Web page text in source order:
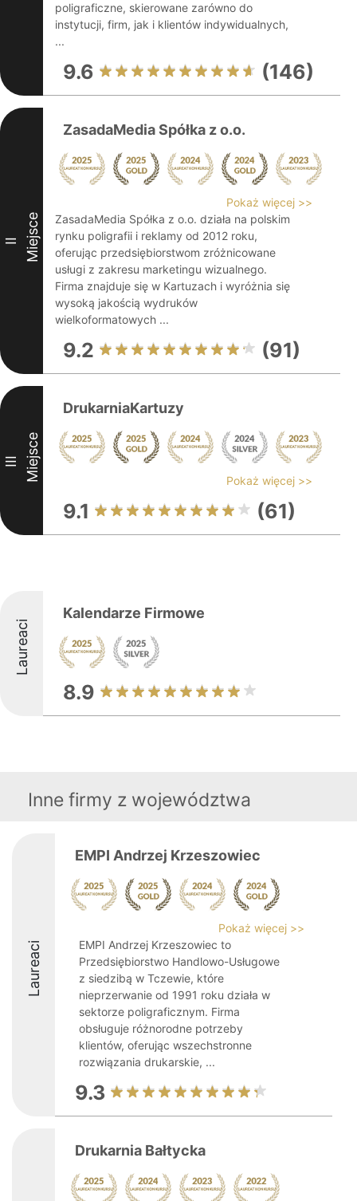
poligraficzne, skierowane zarówno do
instytucji, firm, jak i klientów indywidualnych,
...
9.6 (146)
II Miejsce
ZasadaMedia Spółka z o.o.
Pokaż więcej >>
ZasadaMedia Spółka z o.o. działa na polskim
rynku poligrafii i reklamy od 2012 roku,
oferując przedsiębiorstwom zróżnicowane
usługi z zakresu marketingu wizualnego.
Firma znajduje się w Kartuzach i wyróżnia się
wysoką jakością wydruków
wielkoformatowych ...
9.2 (91)
III Miejsce
DrukarniaKartuzy
Pokaż więcej >>
9.1 (61)
Laureaci
Kalendarze Firmowe
8.9
Inne firmy z województwa
Laureaci
EMPI Andrzej Krzeszowiec
Pokaż więcej >>
EMPI Andrzej Krzeszowiec to
Przedsiębiorstwo Handlowo-Usługowe
z siedzibą w Tczewie, które
nieprzerwanie od 1991 roku działa w
sektorze poligraficznym. Firma
obsługuje różnorodne potrzeby
klientów, oferując wszechstronne
rozwiązania drukarskie, ...
9.3
Drukarnia Bałtycka